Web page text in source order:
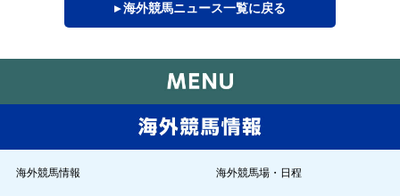
▸ 海外競馬ニュース一覧に戻る
海外競馬情報 海外競馬場・日程